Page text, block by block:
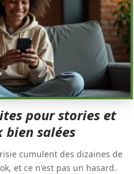
pour stories et
bien salées
cumulent des dizaines de
et ce n'est pas un hasard.